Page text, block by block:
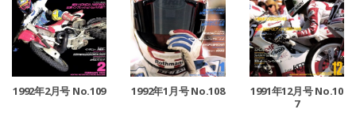
1992年2月号 No.109 1992年1月号 No.108
1991年12月号 No.10
7